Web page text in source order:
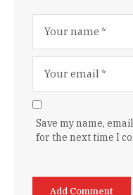
Save my name,
for the next time I